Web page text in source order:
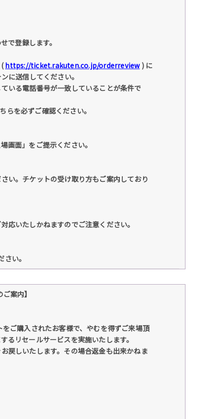
で登録します。
(https://ticket.rakuten.co.jp/orderreview) に
に送信してください。
いる電話番号が一致していることが条件で
らを必ずご確認ください。
画面」をご提示ください。
い。チケットの受け取り方もご案内しており
いたしかねますのでご注意ください。
い。
案内】
ご購入されたお客様で、やむを得ずご来場頂
るリセールサービスを実施いたします。
戻しいたします。その場合返金も出来かねま